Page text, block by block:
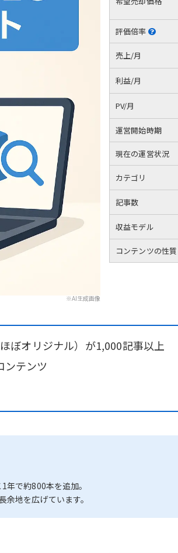
※AI生成画像
評価倍率
売上/月
利益/月
PV/月
運営開始時期
現在の運営状況
カテゴリ
記事数
収益モデル
コンテンツの性質
ぼオリジナル）が1,000記事以上
ンテンツ
で約800本を追加。
地を広げています。